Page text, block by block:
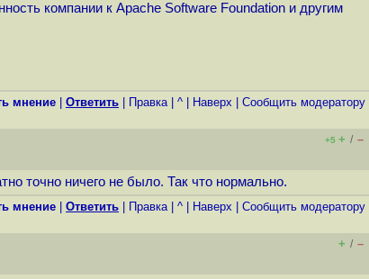
компании к Apache Software Foundation и другим
мнение Ответить Правка| ^ Наверх Cообщить модератору
+5 + / –
точно ничего не было. Так что нормально.
мнение Ответить Правка| ^ Наверх Cообщить модератору
+ / –